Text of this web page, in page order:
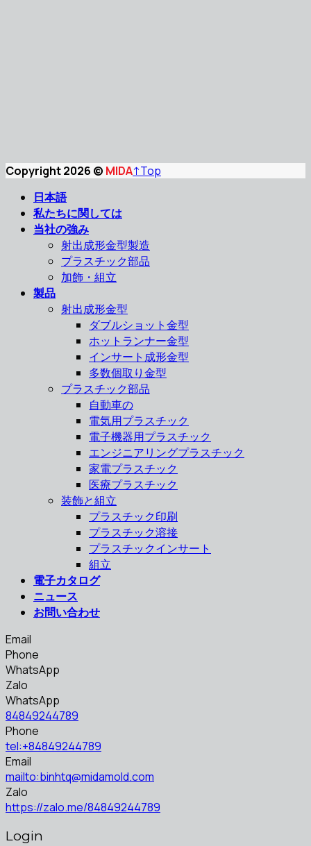
Copyright 2026 © MIDA↑Top
日本語
私たちに関しては
当社の強み
射出成形金型製造
プラスチック部品
加飾・組立
製品
射出成形金型
ダブルショット金型
ホットランナー金型
インサート成形金型
多数個取り金型
プラスチック部品
自動車の
電気用プラスチック
電子機器用プラスチック
エンジニアリングプラスチック
家電プラスチック
医療プラスチック
装飾と組立
プラスチック印刷
プラスチック溶接
プラスチックインサート
組立
電子カタログ
ニュース
お問い合わせ
Email
Phone
WhatsApp
Zalo
WhatsApp
84849244789
Phone
tel:+84849244789
Email
mailto:binhtq@midamold.com
Zalo
https://zalo.me/84849244789
Login